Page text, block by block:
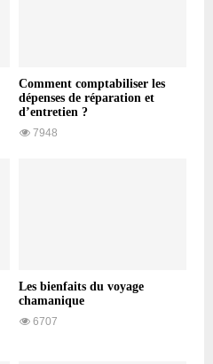
Comment comptabiliser les
dépenses de réparation et
d’entretien ?
7948
Les bienfaits du voyage
chamanique
6707